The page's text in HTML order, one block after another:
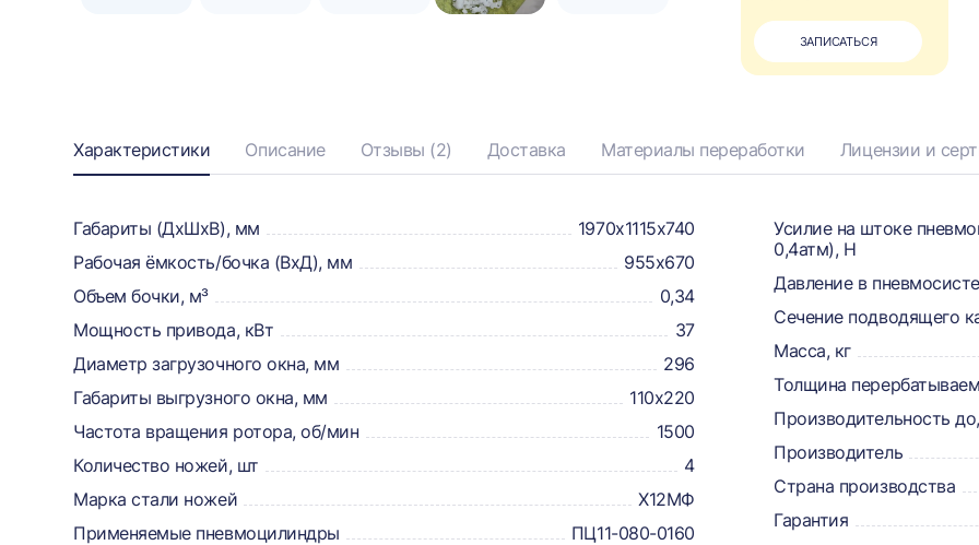
ЗАПИСАТЬСЯ
Информация
товаре,
доставке,
отзывах
и
сертификаты
Характеристики Описание Отзывы (2) Доставка Материалы переработки Лицензии и
Габариты (ДхШхВ), мм
1970х1115х740
Рабочая ёмкость/бочка (ВхД), мм
955x670
Объем бочки, м³
0,34
Мощность привода, кВт
37
Диаметр загрузочного окна, мм
296
Габариты выгрузного окна, мм
110х220
Частота вращения ротора, об/мин
1500
Количество ножей, шт
4
Марка стали ножей
Х12МФ
Применяемые пневмоцилиндры
ПЦ11-080-0160
Усилие на штоке
0,4атм), Н
Давление в
Сечение подводящего
Масса, кг
Толщина
Производительность
Производитель
Страна производства
Гарантия